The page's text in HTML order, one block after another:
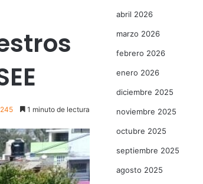
1 minuto de lectura
abril 2026
marzo 2026
febrero 2026
enero 2026
diciembre 2025
noviembre 2025
octubre 2025
septiembre 2025
agosto 2025